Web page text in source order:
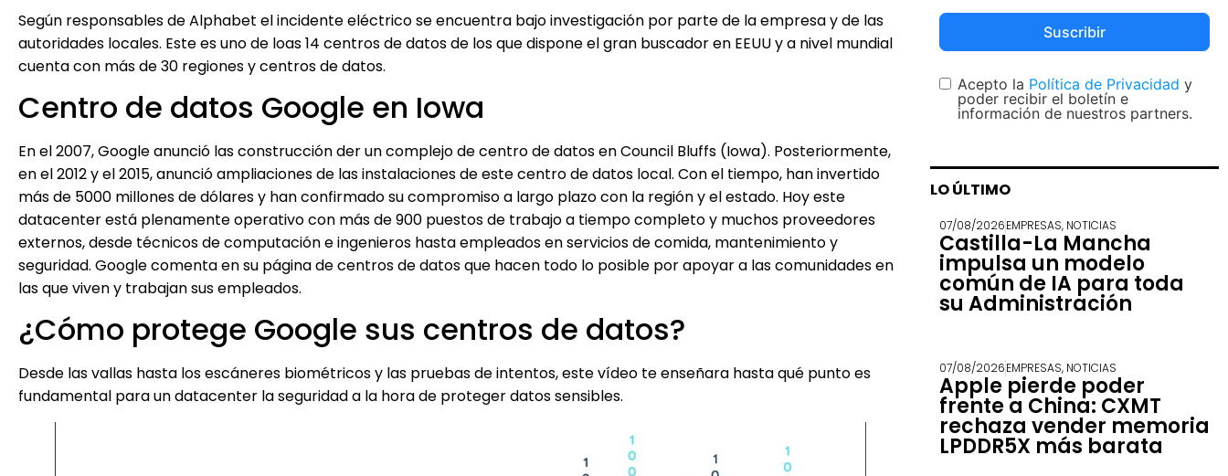
Según responsables de Alphabet el incidente eléctrico se encuentra bajo investigación por parte de la empresa y de las
autoridades locales. Este es uno de loas 14 centros de datos de los que dispone el gran buscador en EEUU y a nivel mundial
cuenta con más de 30 regiones y centros de datos.
Centro de datos Google en Iowa
En el 2007, Google anunció las construcción der un complejo de centro de datos en Council Bluffs (Iowa). Posteriormente,
en el 2012 y el 2015, anunció ampliaciones de las instalaciones de este centro de datos local. Con el tiempo, han invertido
más de 5000 millones de dólares y han confirmado su compromiso a largo plazo con la región y el estado. Hoy este
datacenter está plenamente operativo con más de 900 puestos de trabajo a tiempo completo y muchos proveedores
externos, desde técnicos de computación e ingenieros hasta empleados en servicios de comida, mantenimiento y
seguridad. Google comenta en su página de centros de datos que hacen todo lo posible por apoyar a las comunidades en
las que viven y trabajan sus empleados.
¿Cómo protege Google sus centros de datos?
Desde las vallas hasta los escáneres biométricos y las pruebas de intentos, este vídeo te enseñara hasta qué punto es
fundamental para un datacenter la seguridad a la hora de proteger datos sensibles.
Suscribir
Acepto la Política de Privacidad y
poder recibir el boletín e
información de nuestros partners.
LO ÚLTIMO
07/08/2026EMPRESAS, NOTICIAS
Castilla-La Mancha
impulsa un modelo
común de IA para toda
su Administración
07/08/2026EMPRESAS, NOTICIAS
Apple pierde poder
frente a China: CXMT
rechaza vender memoria
LPDDR5X más barata